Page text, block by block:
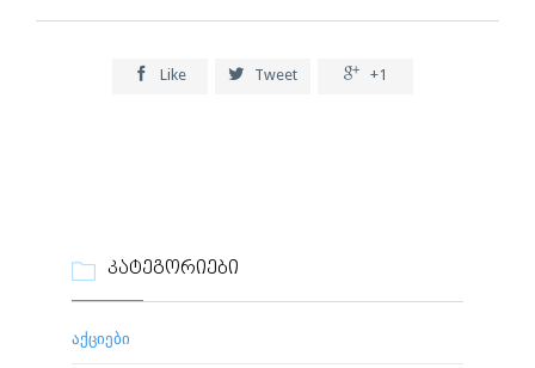
 Like  Tweet  +1
 ᲙᲐᲢᲔᲒᲝᲠᲘᲔᲑᲘ
აქციები